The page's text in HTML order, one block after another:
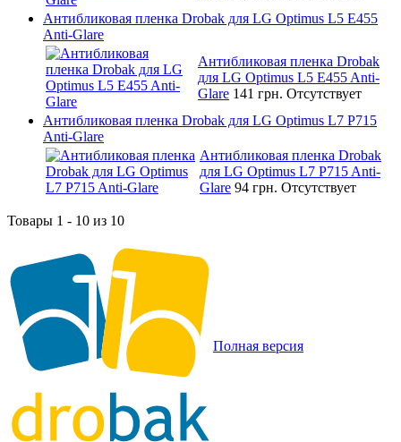
Антибликовая пленка Drobak для LG Optimus L5 E455
Anti-Glare
Антибликовая пленка Drobak
для LG Optimus L5 E455 Anti-
Glare 141 грн. Отсутствует
Антибликовая пленка Drobak для LG Optimus L7 P715
Anti-Glare
Антибликовая пленка Drobak
для LG Optimus L7 P715 Anti-
Glare 94 грн. Отсутствует
Товары 1 - 10 из 10
Полная версия